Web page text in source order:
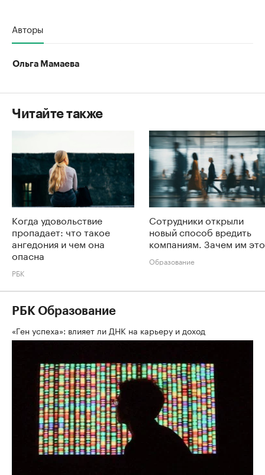
Авторы
Ольга Мамаева
Читайте также
Когда удовольствие
пропадает: что такое
ангедония и чем она
опасна
РБК
Сотрудники открыли
новый способ вредить
компаниям. Зачем им это
Образование
РБК Образование
«Ген успеха»: влияет ли ДНК на карьеру и доход